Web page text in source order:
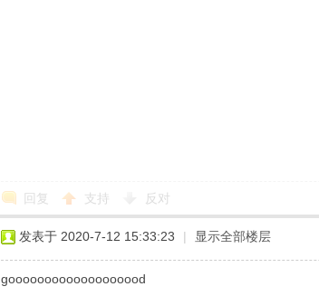
回复 支持 反对
发表于 2020-7-12 15:33:23 | 显示全部楼层
gooooooooooooooooood